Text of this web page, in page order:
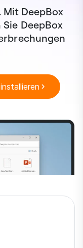
DeepBox
DeepBox